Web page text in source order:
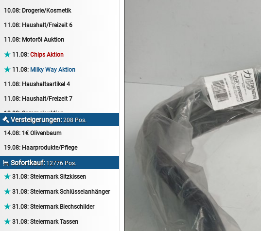
10.08: Drogerie/Kosmetik
11.08: Haushalt/Freizeit 6
11.08: Motoröl Auktion
 11.08: Chips Aktion
 11.08: Milky Way Aktion
11.08: Haushaltsartikel 4
11.08: Haushalt/Freizeit 7
12.08:Sammelauktion
12.08:Arbeitshandschuhe
12.08:Haushalt/Freizeit
 Versteigerungen:208 Pos.
14.08: 1€ Olivenbaum
19.08: Haarprodukte/Pflege
 Sofortkauf: 12776 Pos.
 31.08: Steiermark Sitzkissen
 31.08: Steiermark Schlüsselanhänger
 31.08: Steiermark Blechschilder
 31.08: Steiermark Tassen